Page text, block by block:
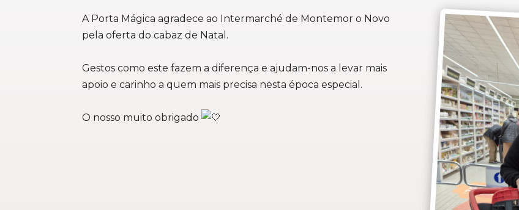
A Porta Mágica agradece ao Intermarché de Montemor o Novo
pela oferta do cabaz de Natal.
Gestos como este fazem a diferença e ajudam-nos a levar mais
apoio e carinho a quem mais precisa nesta época especial.
O nosso muito obrigado